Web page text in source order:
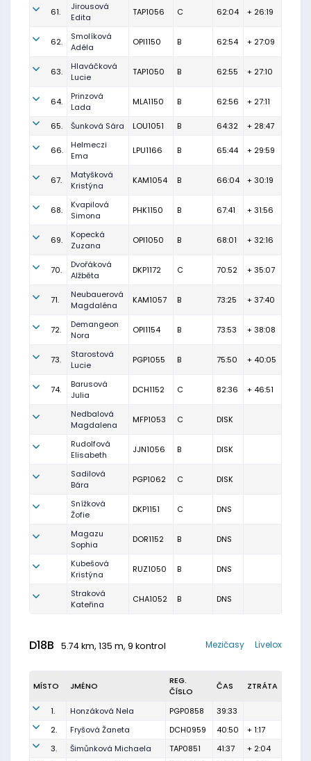
61.
Jirousová
Edita
TAP1056 C 62:04 + 26:19
62.
Smolíková
Adéla
OPI1150 B 62:54 + 27:09
63.
Hlaváčková
Lucie
TAP1050 B 62:55 + 27:10
64.
Prinzová
Lada
MLA1150 B 62:56 + 27:11
65. Šunková Sára LOU1051 B 64:32 + 28:47
66.
Helmeczi
Ema
LPU1166 B 65:44 + 29:59
67.
Matyšková
Kristýna
KAM1054 B 66:04 + 30:19
68.
Kvapilová
Simona
PHK1150 B 67:41 + 31:56
69.
Kopecká
Zuzana
OPI1050 B 68:01 + 32:16
70.
Dvořáková
Alžběta
DKP1172 C 70:52 + 35:07
71.
Neubauerová
Magdaléna
KAM1057 B 73:25 + 37:40
72.
Demangeon
Nora
OPI1154 B 73:53 + 38:08
73.
Starostová
Lucie
PGP1055 B 75:50 + 40:05
74.
Barusová
Julia
DCH1152 C 82:36 + 46:51
Nedbalová
Magdalena
MFP1053 C DISK
Rudolfová
Elisabeth
JJN1056 B DISK
Sadilová
Bára
PGP1062 C DISK
Snížková
Žofie
DKP1151 C DNS
Magazu
Sophia
DOR1152 B DNS
Kubešová
Kristýna
RUZ1050 B DNS
Straková
Kateřina
CHA1052 B DNS
D18B 5.74 km, 135 m, 9 kontrol Livelox
Mezičasy
MÍSTO JMÉNO
REG.
ČÍSLO
ČAS ZTRÁTA
1. Honzáková Nela PGP0858
39:33
2.
Fryšová Žaneta DCH0959 40:50
+ 1:17
3.
Šimůnková Michaela TAP0851 41:37
+ 2:04